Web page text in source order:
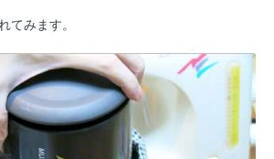
てみます。